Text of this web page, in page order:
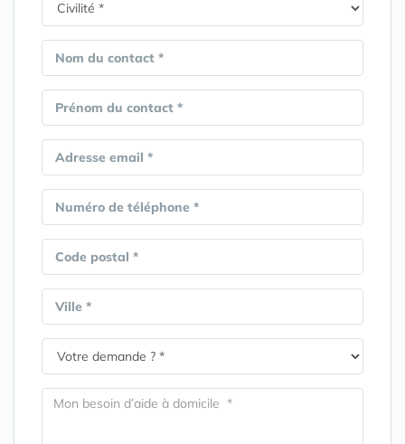
Nom du contact *
Prénom du contact *
Adresse email *
Numéro de téléphone *
Code postal *
Ville *